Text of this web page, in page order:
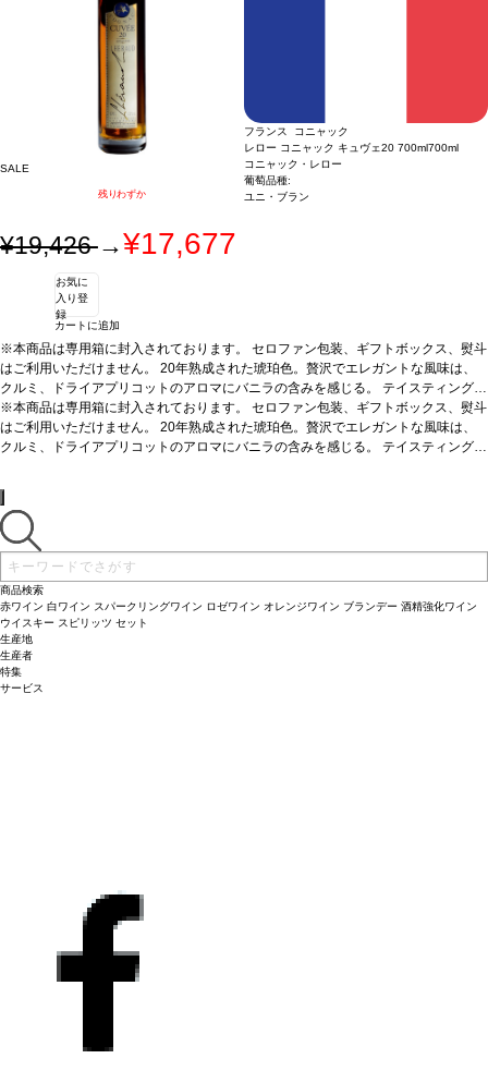
SALE
残りわずか
フランス コニャック
レロー コニャック キュヴェ20 700ml700ml
コニャック・レロー
葡萄品種:
ユニ・ブラン
¥19,426→¥17,677
お気に
入り登
録
カートに追加
※本商品は専用箱に封入されております。 セロファン包装、ギフトボックス、熨斗
はご利用いただけません。 20年熟成された琥珀色。贅沢でエレガントな風味は、
クルミ、ドライアプリコットのアロマにバニラの含みを感じる。 テイスティングノ
ート淡い琥珀色をし、縁は緑がかっている。底に流れるほのかなヴァニラとオーク
がタフィー、オレンジと交わり、複雑なノーズを与えている。魅力的でスムーズフ
ルーティーな風味にほのかな甘味がある。こくのある余韻の印象を残すが、後味は
※本商品は専用箱に封入されております。 セロファン包装、ギフトボックス、熨斗
はご利用いただけません。 20年熟成された琥珀色。贅沢でエレガントな風味は、
クルミ、ドライアプリコットのアロマにバニラの含みを感じる。 テイスティングノ
がタフィー、オレンジと交わり、複雑なノーズを与えている。魅力的でスムーズフ
ルーティーな風味にほのかな甘味がある。こくのある余韻の印象を残すが、後味は
ドライである。JKW
商品検索
赤ワイン 白ワイン スパークリングワイン ロゼワイン オレンジワイン ブランデー 酒精強化ワイン
ウイスキー スピリッツ セット
生産地
生産者
特集
サービス